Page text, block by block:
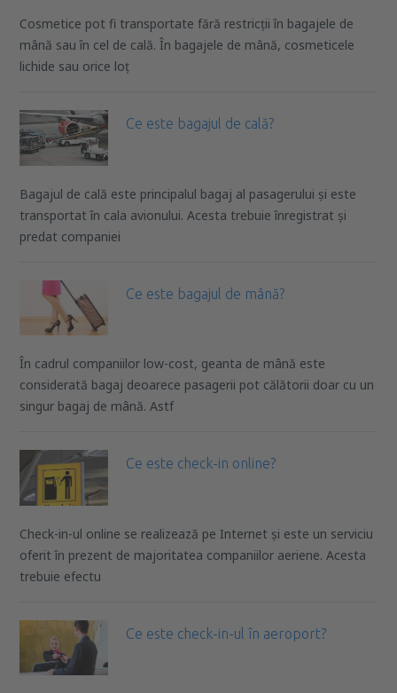
Cosmetice pot fi transportate fără restricții în bagajele de
mână sau în cel de cală. În bagajele de mână, cosmeticele
lichide sau orice loț
Ce este bagajul de cală?
Bagajul de cală este principalul bagaj al pasagerului și este
transportat în cala avionului. Acesta trebuie înregistrat și
predat companiei
Ce este bagajul de mână?
În cadrul companiilor low-cost, geanta de mână este
considerată bagaj deoarece pasagerii pot călătorii doar cu un
singur bagaj de mână. Astf
Ce este check-in online?
Check-in-ul online se realizează pe Internet și este un serviciu
oferit în prezent de majoritatea companiilor aeriene. Acesta
trebuie efectu
Ce este check-in-ul în aeroport?